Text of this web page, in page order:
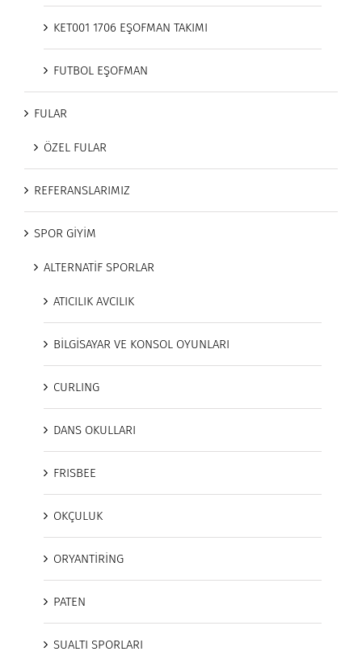
KET001 1706 EŞOFMAN TAKIMI
FUTBOL EŞOFMAN
FULAR
ÖZEL FULAR
REFERANSLARIMIZ
SPOR GİYİM
ALTERNATİF SPORLAR
ATICILIK AVCILIK
BİLGİSAYAR VE KONSOL OYUNLARI
CURLING
DANS OKULLARI
FRISBEE
OKÇULUK
ORYANTİRİNG
PATEN
SUALTI SPORLARI